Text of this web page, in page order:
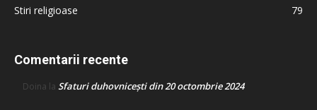
Stiri religioase
79
Comentarii recente
Doina la Sfaturi duhovnicești din 20 octombrie 2024